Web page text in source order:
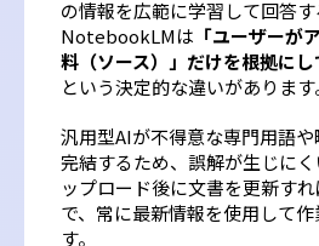
の情報を広範に学習して回答す
NotebookLMは 「ユーザーが
料（ソース）」だけを根拠に
という決定的な違いがあります
汎用型AIが不得意な専門用語
完結するため、誤解が生じに
ップロード後に文書を更新す
で、常に最新情報を使用して
す。